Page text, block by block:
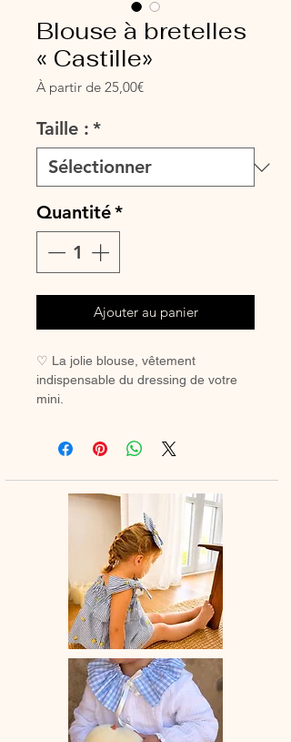
Blouse à bretelles
« Castille»
À partir de 25,00€Prix
Taille : *
Quantité*
Ajouter au panier
♡ La jolie blouse, vêtement
indispensable du dressing de votre
mini.
tout en douceur.
♡Blouse bretelles à nouer, volant
♡ Le délai de fabrication est de 15 à
28 jours ouvrés selon les commandes
en cours.
♡ Lavage à la main ou en machine
30° max, couleurs similaires, cycle
délicat. Ne pas utilser de sèche-linge